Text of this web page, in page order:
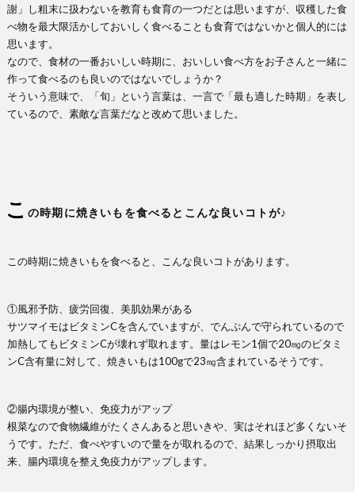
謝」し粗末に扱わないを教育も食育の一つだとは思いますが、収穫した食
べ物を最大限活かしておいしく食べることも食育ではないかと個人的には
思います。
なので、食材の一番おいしい時期に、おいしい食べ方をお子さんと一緒に
作って食べるのも良いのではないでしょうか？
そういう意味で、「旬」という言葉は、一言で「最も適した時期」を表し
ているので、素敵な言葉だなと改めて思いました。
こ の時期に焼きいもを食べるとこんな良いコトが♪
この時期に焼きいもを食べると、こんな良いコトがあります。
①風邪予防、疲労回復、美肌効果がある
サツマイモはビタミンCを含んでいますが、でんぷんで守られているので
加熱してもビタミンCが壊れず取れます。量はレモン1個で20㎎のビタミ
ンC含有量に対して、焼きいもは100gで23㎎含まれているそうです。
②腸内環境が整い、免疫力がアップ
根菜なので食物繊維がたくさんあると思いきや、実はそれほど多くないそ
うです。ただ、食べやすいので量をが取れるので、結果しっかり摂取出
来、腸内環境を整え免疫力がアップします。